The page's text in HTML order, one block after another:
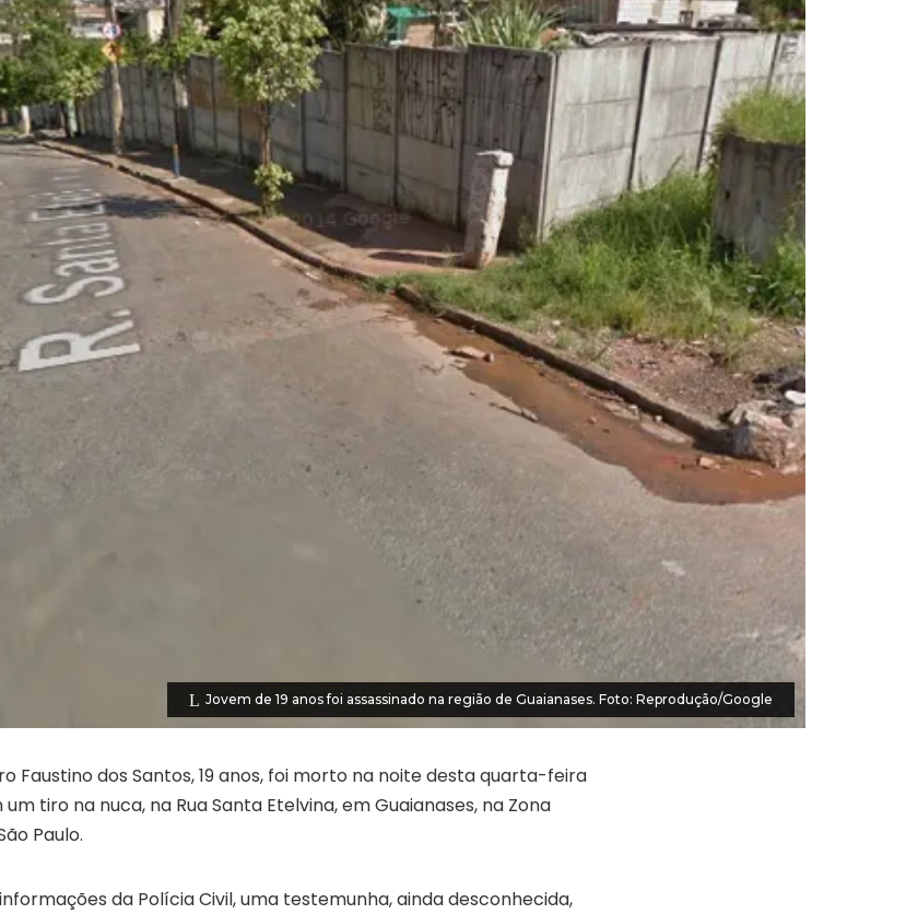
Jovem de 19 anos foi assassinado na região de Guaianases. Foto: Reprodução/Google
Faustino dos Santos, 19 anos, foi morto na noite desta quarta-feira
tiro na nuca, na Rua Santa Etelvina, em Guaianases, na Zona
Paulo.
da Polícia Civil, uma testemunha, ainda desconhecida,